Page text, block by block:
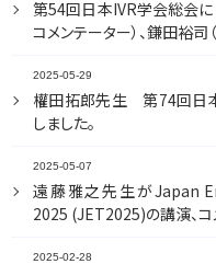
第54回日本IVR学会総会に
コメンテーター）、鎌田裕司
2025-05-29
權田拓郎先生 第74回日
しました。
2025-05-07
遠藤雅之先生がJapan
2025 (JET2025)の講演、コ
2025-02-28